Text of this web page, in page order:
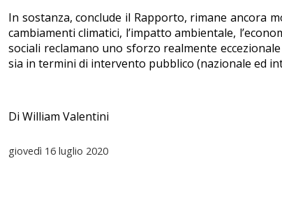
In sostanza, conclude il Rapporto, rimane ancora
cambiamenti climatici, l’impatto ambientale,
sociali reclamano uno sforzo realmente
sia in termini di intervento pubblico (nazionale ed
Di William Valentini
giovedì 16 luglio 2020